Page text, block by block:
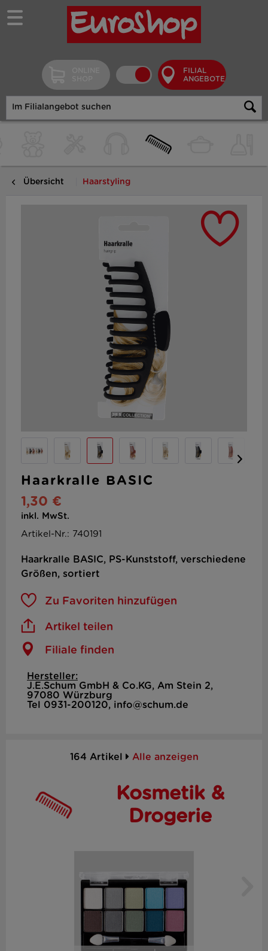
FILIAL
ANGEBOTE
Übersicht Haarstyling
Haarkralle BASIC
1,30 €
inkl. MwSt.
Artikel-Nr.: 740191
Haarkralle BASIC, PS-Kunststoff, verschiedene
Größen, sortiert
Zu Favoriten hinzufügen
Artikel teilen
Filiale finden
Hersteller:
J.E.Schum GmbH & Co.KG, Am Stein 2,
97080 Würzburg
Tel 0931-200120, info@schum.de
164 Artikel Alle anzeigen
Kosmetik &
Drogerie